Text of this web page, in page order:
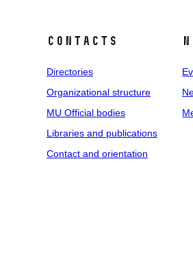
Contacts
Directories
Organizational structure
MU Official bodies
Libraries and publications
Contact and orientation